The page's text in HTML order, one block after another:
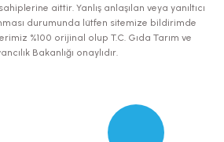
aittir. Yanlış anlaşılan veya yanıltıcı
durumunda lütfen sitemize bildirimde
%100 orijinal olup T.C. Gıda Tarım ve
Bakanlığı onaylıdır.